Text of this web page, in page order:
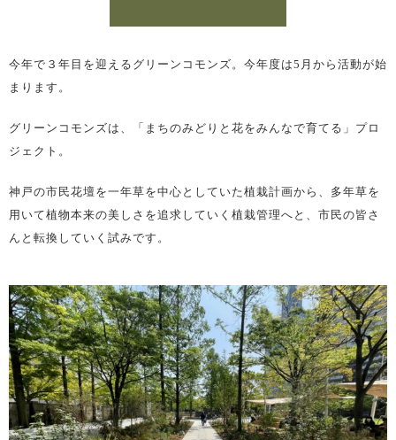
今年で３年目を迎えるグリーンコモンズ。今年度は5月から活動が始
まります。
グリーンコモンズは、「まちのみどりと花をみんなで育てる」プロ
ジェクト。
神戸の市民花壇を一年草を中心としていた植栽計画から、多年草を
用いて植物本来の美しさを追求していく植栽管理へと、市民の皆さ
んと転換していく試みです。